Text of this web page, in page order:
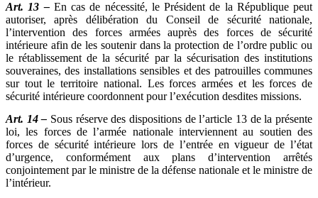
Art. 13 –En cas de nécessité, le Président de la République peut
autoriser, après délibération du Conseil de sécurité nationale,
l’intervention des forces armées auprès des forces de sécurité
intérieure afin de les soutenir dans la protection de l’ordre public ou
le rétablissement de la sécurité par la sécurisation des institutions
souveraines, des installations sensibles et des patrouilles communes
sur tout le territoire national. Les forces armées et les forces de
sécurité intérieure coordonnent pour l’exécution desdites missions.
Art. 14 – Sous réserve des dispositions de l’article 13 de la présente
loi, les forces de l’armée nationale interviennent au soutien des
forces de sécurité intérieure lors de l’entrée en vigueur de l’état
d’urgence, conformément aux plans d’intervention arrêtés
conjointement par le ministre de la défense nationale et le ministre de
l’intérieur.